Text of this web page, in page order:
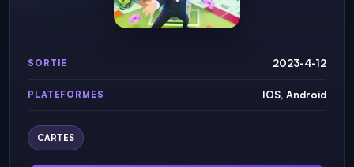
SORTIE 2023-4-12
PLATEFORMES IOS, Android
CARTES